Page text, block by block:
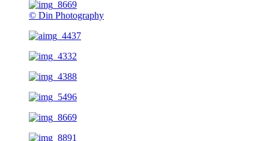
© Din Photography